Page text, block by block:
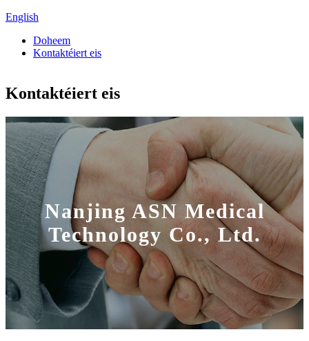
English
Doheem
Kontaktéiert eis
Kontaktéiert eis
Nanjing ASN Medical
Technology Co., Ltd.